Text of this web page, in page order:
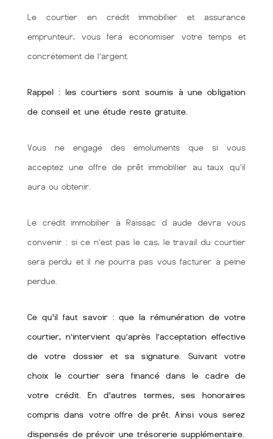
Le courtier en crédit immobilier et assurance
emprunteur, vous fera économiser votre temps et
concrétement de l’argent.
Rappel : les courtiers sont soumis à une obligation
de conseil et une étude reste gratuite.
Vous ne engagé des émoluments que si vous
acceptez une offre de prêt immobilier au taux qu'il
aura ou obtenir.
Le crédit immobilier à Raissac d aude devra vous
convenir : si ce n’est pas le cas, le travail du courtier
sera perdu et il ne pourra pas vous facturer à peine
perdue.
Ce qu'il faut savoir : que la rémunération de votre
courtier, n’intervient qu’après l’acceptation effective
de votre dossier et sa signature. Suivant votre
choix le courtier sera financé dans le cadre de
votre crédit. En d'autres termes, ses honoraires
compris dans votre offre de prêt. Ainsi vous serez
dispensés de prévoir une trésorerie supplémentaire.